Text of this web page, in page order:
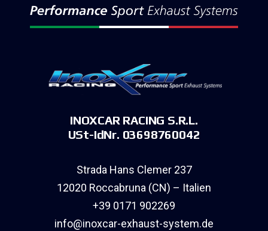
INOXCAR RACING S.R.L.
USt-IdNr. 03698760042
Strada Hans Clemer 237
12020 Roccabruna (CN) – Italien
+39 0171 902269
info@inoxcar-exhaust-system.de